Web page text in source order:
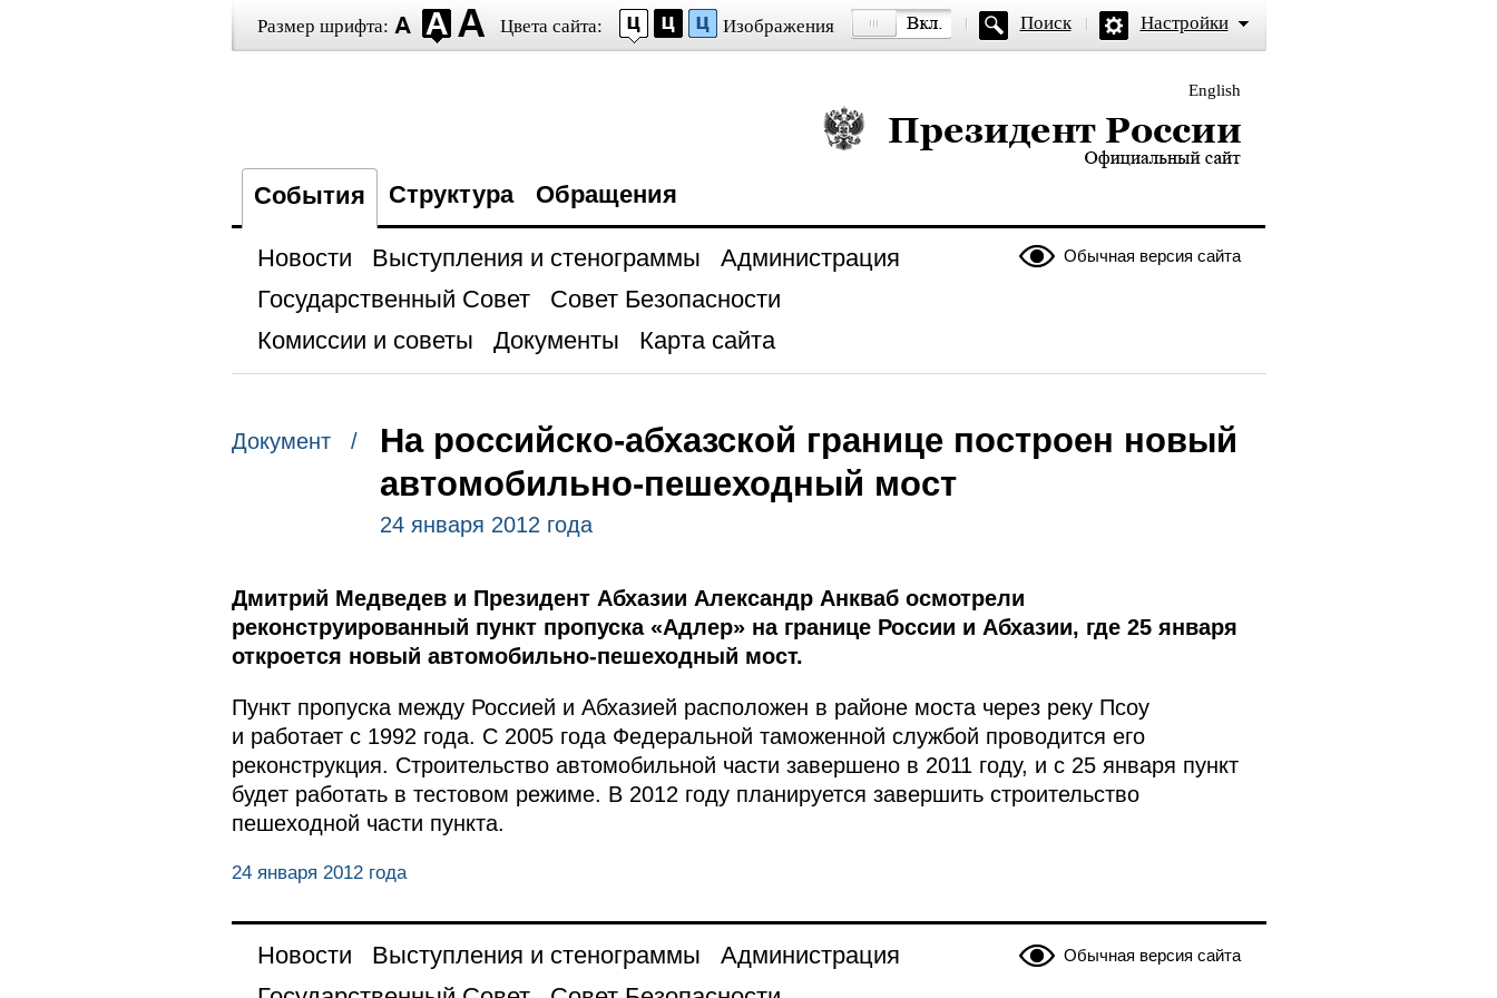
Размер шрифта: Цвета сайта: Изображения Поиск Настройки
English
Президент России — официальный сайт
События Структура Обращения
Обычная версия сайта
Новости Выступления и стенограммы
Администрация
Государственный Совет
Совет Безопасности
Комиссии и советы
Документы Карта сайта
Документ /
На российско-абхазской границе построен новый
автомобильно-пешеходный мост
24 января 2012 года
Дмитрий Медведев и Президент Абхазии Александр Анкваб осмотрели
реконструированный пункт пропуска «Адлер» на границе России и Абхазии, где 25 января
откроется новый автомобильно-пешеходный мост.
Пункт пропуска между Россией и Абхазией расположен в районе моста через реку Псоу
и работает с 1992 года. С 2005 года Федеральной таможенной службой проводится его
реконструкция. Строительство автомобильной части завершено в 2011 году, и с 25 января пункт
будет работать в тестовом режиме. В 2012 году планируется завершить строительство
пешеходной части пункта.
24 января 2012 года
Обычная версия сайта
Новости Выступления и стенограммы
Администрация